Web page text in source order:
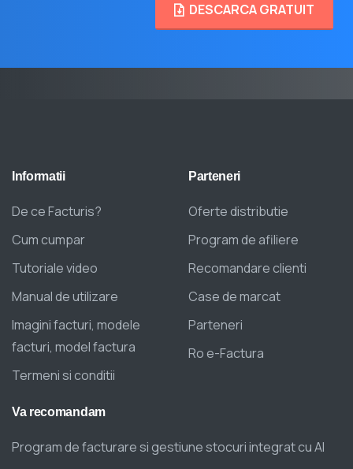
DESCARCA GRATUIT
Informatii
De ce Facturis?
Cum cumpar
Tutoriale video
Manual de utilizare
Imagini facturi, modele
facturi, model factura
Termeni si conditii
Parteneri
Oferte distributie
Program de afiliere
Recomandare clienti
Case de marcat
Parteneri
Ro e-Factura
Va recomandam
Program de facturare si gestiune stocuri integrat cu AI